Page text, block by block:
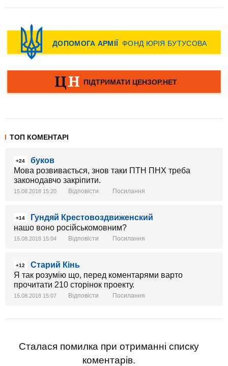
ТОП КОМЕНТАРІ
+24
буков
Мова розвивається, знов таки ПТН ПНХ треба
законодавчо закріпити.
15.08.2018 15:20 Відповісти Посилання
+14
Гундяй Крестовоздвиженский
нашо воно російськомовним?
15.08.2018 15:04 Відповісти Посилання
+12
Cтарий Кінь
Я так розумію що, перед коментарями варто
прочитати 210 сторінок проекту.
15.08.2018 15:07 Відповісти Посилання
Сталася помилка при отриманні списку
коментарів.